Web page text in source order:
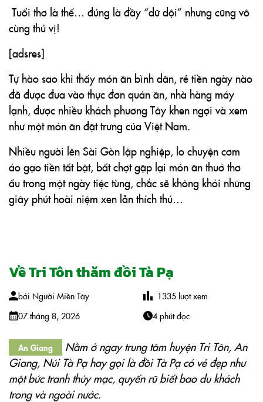
Tuổi thơ là thế… đúng là đầy “dữ dội” nhưng cũng vô
cùng thú vị!
[adsres]
Tự hào sao khi thấy món ăn bình dân, rẻ tiền ngày nào
đã được đưa vào thực đơn quán ăn, nhà hàng máy
lạnh, được nhiều khách phương Tây khen ngợi và xem
như một món ăn đặt trưng của Việt Nam.
Nhiều người lên Sài Gòn lập nghiệp, lo chuyện cơm
áo gạo tiền tất bật, bất chợt gặp lại món ăn thuở thơ
ấu trong một ngày tiệc tùng, chắc sẽ không khỏi những
giây phút hoài niệm xen lẫn thích thú…
Về Tri Tôn thăm đồi Tà Pạ
bởi Người Miền Tây
07 tháng 8, 2026
1335 lượt xem
4 phút đọc
An Giang
Nằm ở ngay trung tâm huyện Tri Tôn, An
Giang, Núi Tà Pạ hay gọi là đồi Tà Pạ có vẻ đẹp như
một bức tranh thủy mạc, quyến rũ biết bao du khách
trong và ngoài nước.